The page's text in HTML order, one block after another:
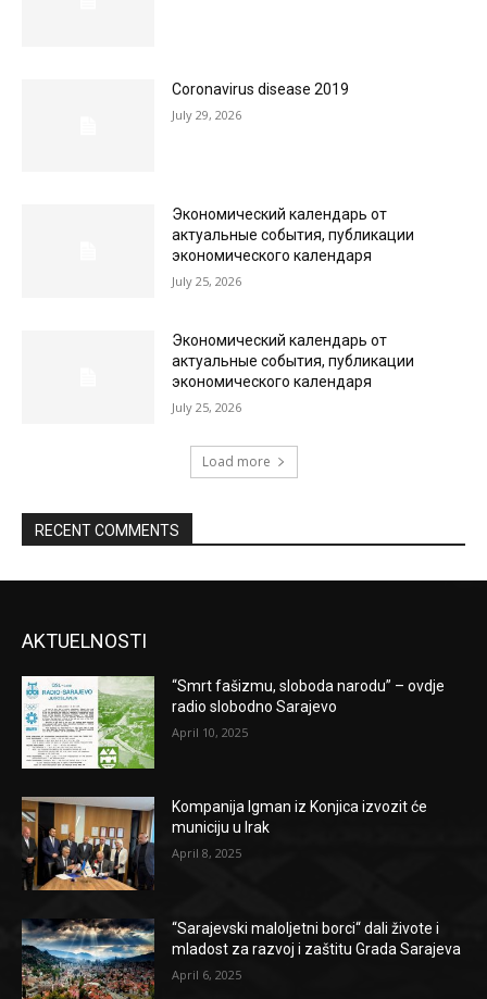
Coronavirus disease 2019
July 29, 2026
Экономический календарь от
актуальные события, публикации
экономического календаря
July 25, 2026
Экономический календарь от
актуальные события, публикации
экономического календаря
July 25, 2026
Load more
RECENT COMMENTS
AKTUELNOSTI
“Smrt fašizmu, sloboda narodu” – ovdje
radio slobodno Sarajevo
April 10, 2025
Kompanija Igman iz Konjica izvozit će
municiju u Irak
April 8, 2025
“Sarajevski maloljetni borci“ dali živote i
mladost za razvoj i zaštitu Grada Sarajeva
April 6, 2025